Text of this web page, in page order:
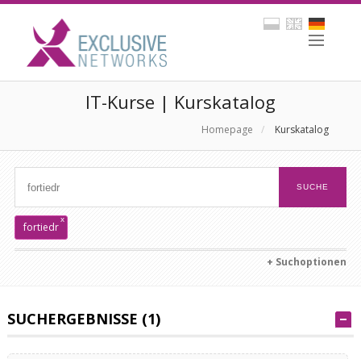
IT-Kurse | Kurskatalog
Homepage / Kurskatalog
fortiedr
x
+ Suchoptionen
SUCHERGEBNISSE (1)